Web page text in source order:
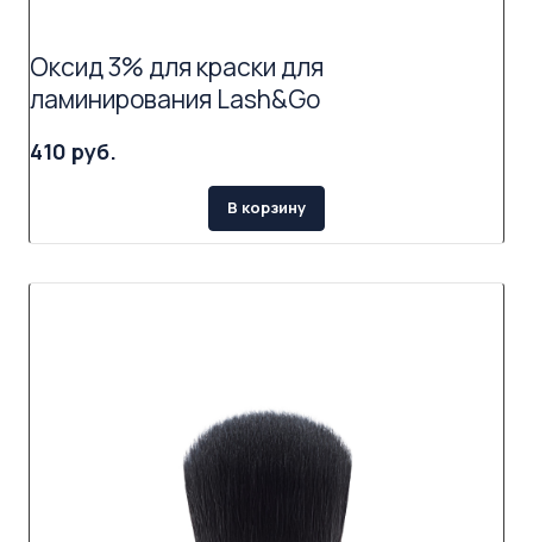
Оксид 3% для краски для
ламинирования Lash&Go
410 руб.
В корзину